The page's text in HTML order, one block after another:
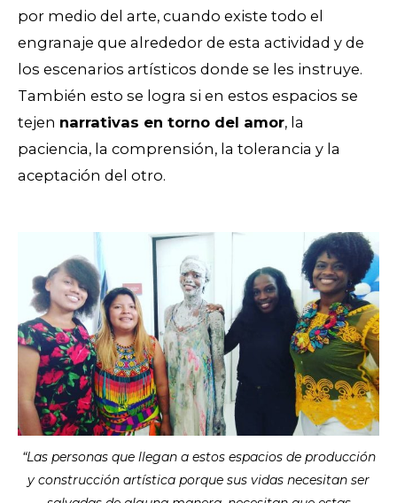
por medio del arte, cuando existe todo el
engranaje que alrededor de esta actividad y de
los escenarios artísticos donde se les instruye.
También esto se logra si en estos espacios se
tejen narrativas en torno del amor, la
paciencia, la comprensión, la tolerancia y la
aceptación del otro.
“Las personas que llegan a estos espacios de producción
y construcción artística porque sus vidas necesitan ser